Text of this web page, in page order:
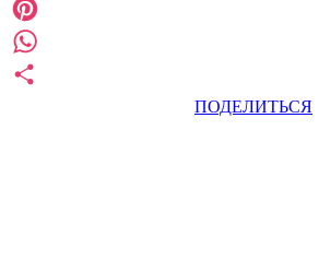
ПОДЕЛИТЬСЯ